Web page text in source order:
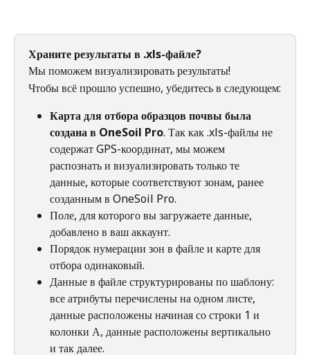
Храните результаты в .xls-файле?
Мы поможем визуализировать результаты!
Чтобы всё прошло успешно, убедитесь в следующем:
Карта для отбора образцов почвы была
создана в OneSoil Pro. Так как .xls-файлы не
содержат GPS-координат, мы можем
распознать и визуализировать только те
данные, которые соответствуют зонам, ранее
созданным в OneSoil Pro.
Поле, для которого вы загружаете данные,
добавлено в ваш аккаунт.
Порядок нумерации зон в файле и карте для
отбора одинаковый.
Данные в файле структурированы по шаблону:
все атрибуты перечислены на одном листе,
данные расположены начиная со строки 1 и
колонки А, данные расположены вертикально
и так далее.